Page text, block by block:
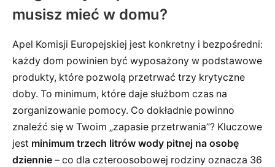
musisz mieć w domu?
Apel Komisji Europejskiej jest konkretny i bezpośredni:
każdy dom powinien być wyposażony w podstawowe
produkty, które pozwolą przetrwać trzy krytyczne
doby. To minimum, które daje służbom czas na
zorganizowanie pomocy. Co dokładnie powinno
znaleźć się w Twoim „zapasie przetrwania”? Kluczowe
jest minimum trzech litrów wody pitnej na osobę
dziennie – co dla czteroosobowej rodziny oznacza 36